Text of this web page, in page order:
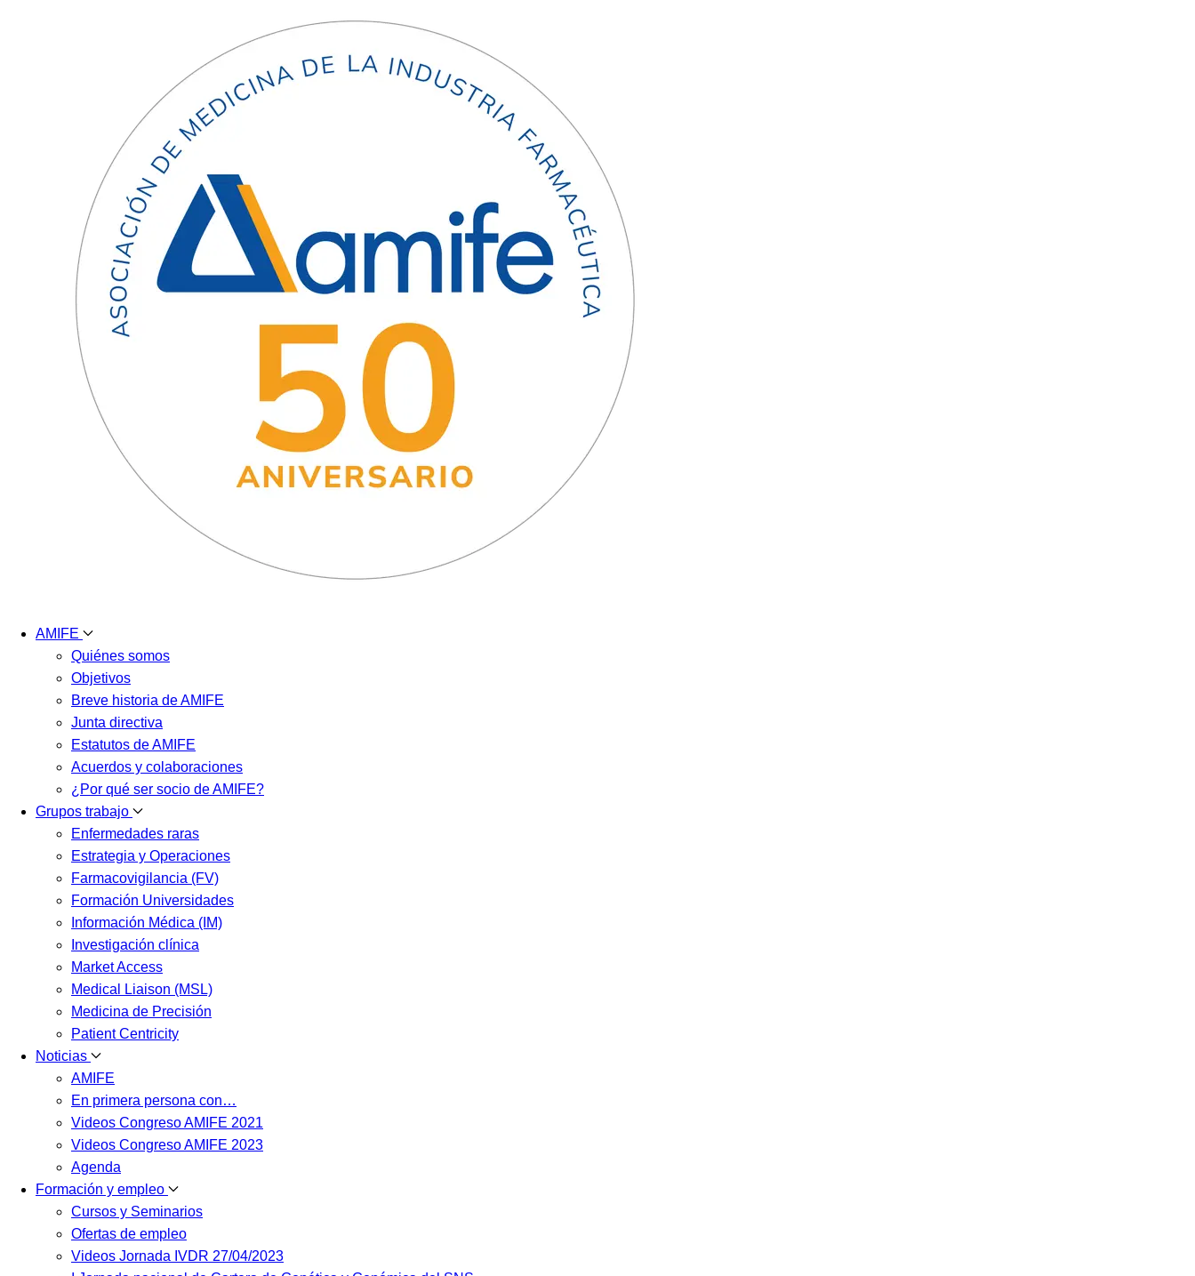
AMIFE
Quiénes somos
Objetivos
Breve historia de AMIFE
Junta directiva
Estatutos de AMIFE
Acuerdos y colaboraciones
¿Por qué ser socio de AMIFE?
Grupos trabajo
Enfermedades raras
Estrategia y Operaciones
Farmacovigilancia (FV)
Formación Universidades
Información Médica (IM)
Investigación clínica
Market Access
Medical Liaison (MSL)
Medicina de Precisión
Patient Centricity
Noticias
AMIFE
En primera persona con…
Videos Congreso AMIFE 2021
Videos Congreso AMIFE 2023
Agenda
Formación y empleo
Cursos y Seminarios
Ofertas de empleo
Videos Jornada IVDR 27/04/2023